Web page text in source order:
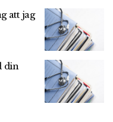
att jag
din